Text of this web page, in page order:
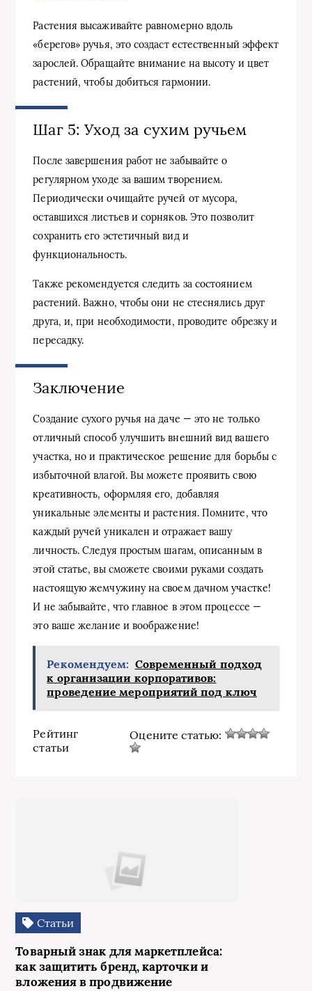
Растения высаживайте равномерно вдоль
«берегов» ручья, это создаст естественный эффект
зарослей. Обращайте внимание на высоту и цвет
растений, чтобы добиться гармонии.
Шаг 5: Уход за сухим ручьем
После завершения работ не забывайте о
регулярном уходе за вашим творением.
Периодически очищайте ручей от мусора,
оставшихся листьев и сорняков. Это позволит
сохранить его эстетичный вид и
функциональность.
Также рекомендуется следить за состоянием
растений. Важно, чтобы они не стеснялись друг
друга, и, при необходимости, проводите обрезку и
пересадку.
Заключение
Создание сухого ручья на даче — это не только
отличный способ улучшить внешний вид вашего
участка, но и практическое решение для борьбы с
избыточной влагой. Вы можете проявить свою
креативность, оформляя его, добавляя
уникальные элементы и растения. Помните, что
каждый ручей уникален и отражает вашу
личность. Следуя простым шагам, описанным в
этой статье, вы сможете своими руками создать
настоящую жемчужину на своем дачном участке!
И не забывайте, что главное в этом процессе —
это ваше желание и воображение!
Рекомендуем: Современный подход
к организации корпоративов:
проведение мероприятий под ключ
Рейтинг
статьи
Оцените статью:
Статьи
Товарный знак для маркетплейса:
как защитить бренд, карточки и
вложения в продвижение